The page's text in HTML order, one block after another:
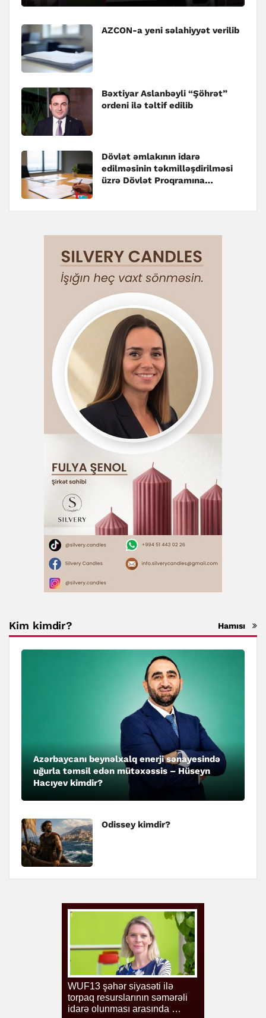
AZCON-a yeni səlahiyyət verilib
Bəxtiyar Aslanbəyli “Şöhrət”
ordeni ilə təltif edilib
Dövlət əmlakının idarə
edilməsinin təkmilləşdirilməsi
üzrə Dövlət Proqramına
Kim kimdir? Hamısı
Azərbaycanı beynəlxalq enerji sənayesində
uğurla təmsil edən mütəxəssis – Hüseyn
Hacıyev kimdir?
Odissey kimdir?